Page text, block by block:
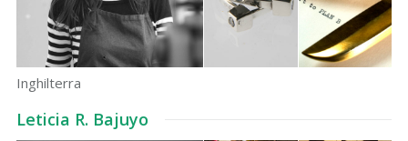
Inghilterra
Leticia R. Bajuyo